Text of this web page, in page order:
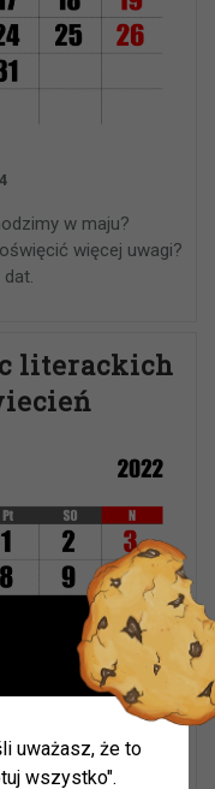
w maju?
więcej uwagi?
literackich
uważasz, że to
wszystko".